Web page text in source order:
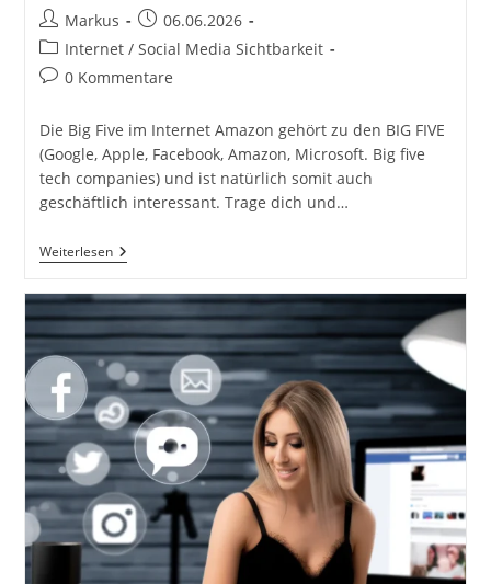
Beitrags-
Autor:
Markus
Beitrag
veröffentlicht:
06.06.2026
Beitrags-
Kategorie:
Internet / Social Media Sichtbarkeit
Beitrags-
0 Kommentare
Die Big Five im Internet Amazon gehört zu den BIG FIVE
(Google, Apple, Facebook, Amazon, Microsoft. Big five
tech companies) und ist natürlich somit auch
geschäftlich interessant. Trage dich und…
WeiterlesenDein
Eigenes
Produkt?!
FBA,
PoD,
Merch,
KDP,
Affiliate,
…
Dein
Erfolg
Mit
Den
Big
Five
Im
Internet:
Google,